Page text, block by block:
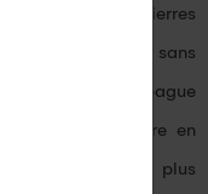
avec des pierres
les bagues sans
vous offrez la bague
de prendre en
précieuses les plus